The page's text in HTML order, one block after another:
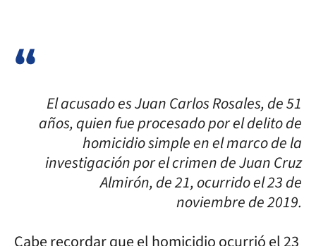
El acusado es Juan Carlos Rosales, de 51
años, quien fue procesado por el delito de
homicidio simple en el marco de la
investigación por el crimen de Juan Cruz
Almirón, de 21, ocurrido el 23 de
noviembre de 2019.